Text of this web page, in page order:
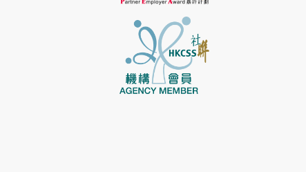
猛龍戈壁慈善行 2026
猛龍長跑隊恆常練習 - 5月21日
（19:00開始）
猛龍長跑隊恆常練習 - 5月14日
（19:00開始）